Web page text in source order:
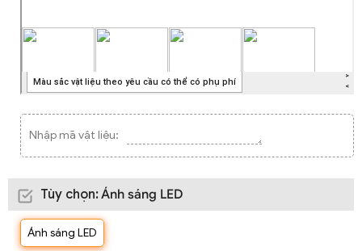
Nhập mã vật liệu:
Tùy chọn: Ánh sáng LED
Ánh sáng LED